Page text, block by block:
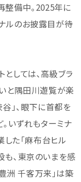
整備中。2025年に
ルのお披露目が待
しては、高級ブラ
と隅田川遊覧が楽
谷」、眼下に首都を
いずれもターミナ
た「麻布台ヒル
も、東京のいまを感
洲 千客万来」は築